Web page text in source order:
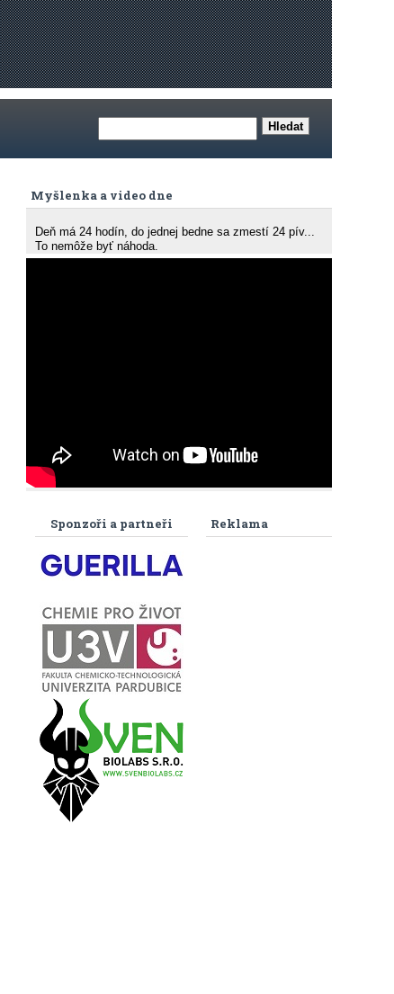
Myšlenka a video dne
Deň má 24 hodín, do jednej bedne sa zmestí 24 pív...
To nemôže byť náhoda.
Reklama
Sponzoři a partneři